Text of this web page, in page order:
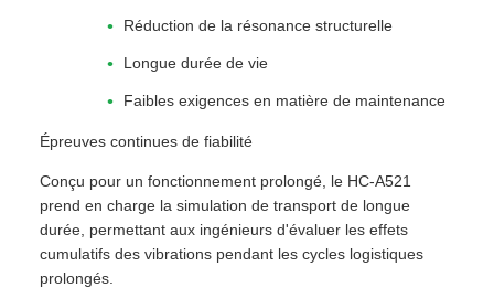
Réduction de la résonance structurelle
Longue durée de vie
Faibles exigences en matière de maintenance
Épreuves continues de fiabilité
Conçu pour un fonctionnement prolongé, le HC-A521
prend en charge la simulation de transport de longue
durée, permettant aux ingénieurs d'évaluer les effets
cumulatifs des vibrations pendant les cycles logistiques
prolongés.